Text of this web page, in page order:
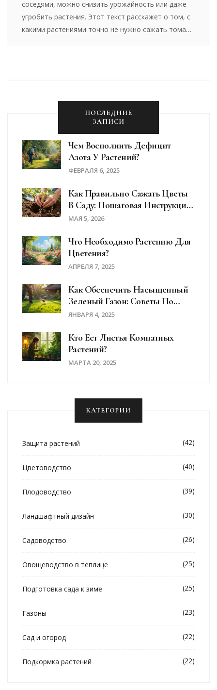
соседями, можно снизить урожайность или даже
угробить растения. Этот текст расскажет о том, с
какими растениями точно не нужно сажать томаты
ПОСЛЕДНИЕ
ЗАПИСИ
Чем Восполнить Дефицит
Азота У Растений?
ФЕВРАЛЯ 6, 2025
Как Правильно Сажать Цветы
В Саду: Пошаговая Инструкция
Для Пышного Цветения
МАЯ 5, 2026
Что Необходимо Растению Для
Цветения?
АПРЕЛЯ 7, 2025
Как Обеспечить Насыщенный
Зеленый Газон: Советы По
Удобрению
ЯНВАРЯ 4, 2025
Кто Ест Листья Комнатных
Растений?
МАРТА 20, 2025
КАТЕГОРИИ
Защита растений (42)
Цветоводство (40)
Плодоводство (39)
Ландшафтный дизайн (30)
Садоводство (26)
Овощеводство в теплице (25)
Подготовка сада к зиме (25)
Газоны (23)
Сад и огород (22)
Подкормка растений (22)